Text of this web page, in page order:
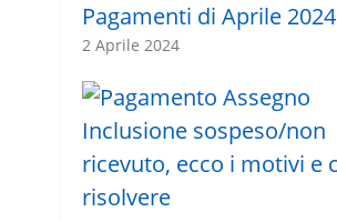
Pagamenti di Aprile 2024
2 Aprile 2024